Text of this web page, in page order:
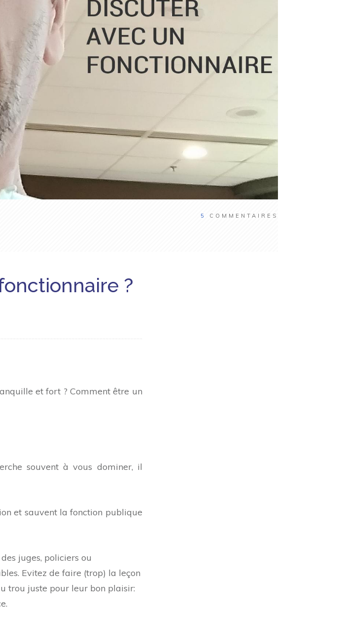
5 COMMENTAIRES
?
et fort ? Comment être un
souvent à vous dominer, il
et sauvent la fonction publique
juges, policiers ou
Evitez de faire (trop) la leçon
trou juste pour leur bon plaisir: